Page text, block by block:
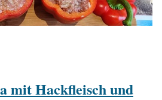
mit Hackfleisch und